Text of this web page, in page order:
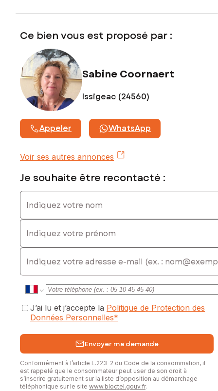
numéro 884 884 123
Ce bien vous est proposé par :
Sabine Coornaert
Issigeac (24560)
Appeler WhatsApp
Voir ses autres annonces
Je souhaite être recontacté :
Indiquez votre nom
Indiquez votre prénom
E-mail
J’ai lu et j’accepte la Politique de Protection des
Données Personnelles*
Envoyer ma demande
Conformément à l’article L.223-2 du Code de la consommation, il
est rappelé que le consommateur peut user de son droit à
s’inscrire gratuitement sur la liste d’opposition au démarchage
téléphonique sur le site www.bloctel.gouv.fr.